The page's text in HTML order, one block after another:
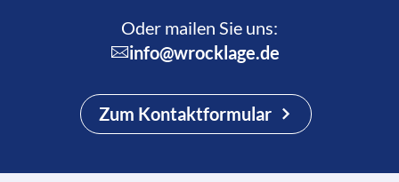
Oder mailen Sie uns:
info@wrocklage.de
Zum Kontaktformular